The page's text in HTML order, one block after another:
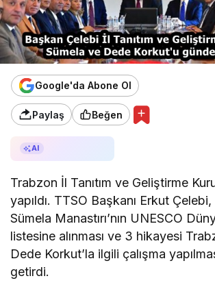
Google'da Abone Ol
Paylaş Beğen
AI
Trabzon İl Tanıtım ve Geliştirme
yapıldı. TTSO Başkanı Erkut
Sümela Manastırı’nın UNESCO
listesine alınması ve 3 hikayesi
Dede Korkut’la ilgili çalışma
getirdi.